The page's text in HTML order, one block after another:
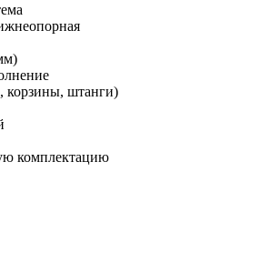
корзины, штанги)
комплектацию